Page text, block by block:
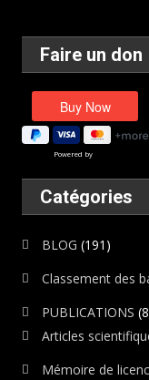
Faire un don
Powered by
Catégories
BLOG (191)
Classement des
PUBLICATIONS
Articles
Mémoire de